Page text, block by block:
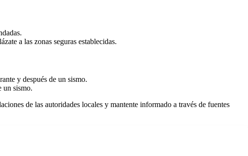
a las zonas seguras establecidas.
y después de un sismo.
un sismo.
de las autoridades locales y mantente informado a través de fuentes